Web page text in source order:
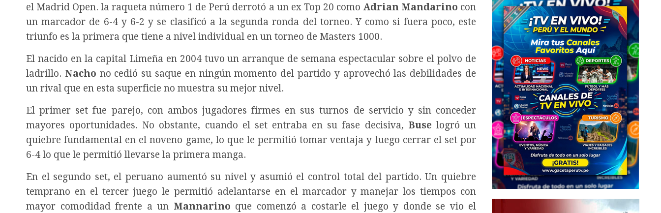
el Madrid Open. la raqueta número 1 de Perú derrotó a un ex Top 20 como Adrian Mandarino con
un marcador de 6-4 y 6-2 y se clasificó a la segunda ronda del torneo. Y como si fuera poco, este
triunfo es la primera que tiene a nivel individual en un torneo de Masters 1000.
El nacido en la capital Limeña en 2004 tuvo un arranque de semana espectacular sobre el polvo de
ladrillo. Nacho no cedió su saque en ningún momento del partido y aprovechó las debilidades de
un rival que en esta superficie no muestra su mejor nivel.
El primer set fue parejo, con ambos jugadores firmes en sus turnos de servicio y sin conceder
mayores oportunidades. No obstante, cuando el set entraba en su fase decisiva, Buse logró un
quiebre fundamental en el noveno game, lo que le permitió tomar ventaja y luego cerrar el set por
6-4 lo que le permitió llevarse la primera manga.
En el segundo set, el peruano aumentó su nivel y asumió el control total del partido. Un quiebre
temprano en el tercer juego le permitió adelantarse en el marcador y manejar los tiempos con
mayor comodidad frente a un Mannarino que comenzó a costarle el juego y donde se vio el